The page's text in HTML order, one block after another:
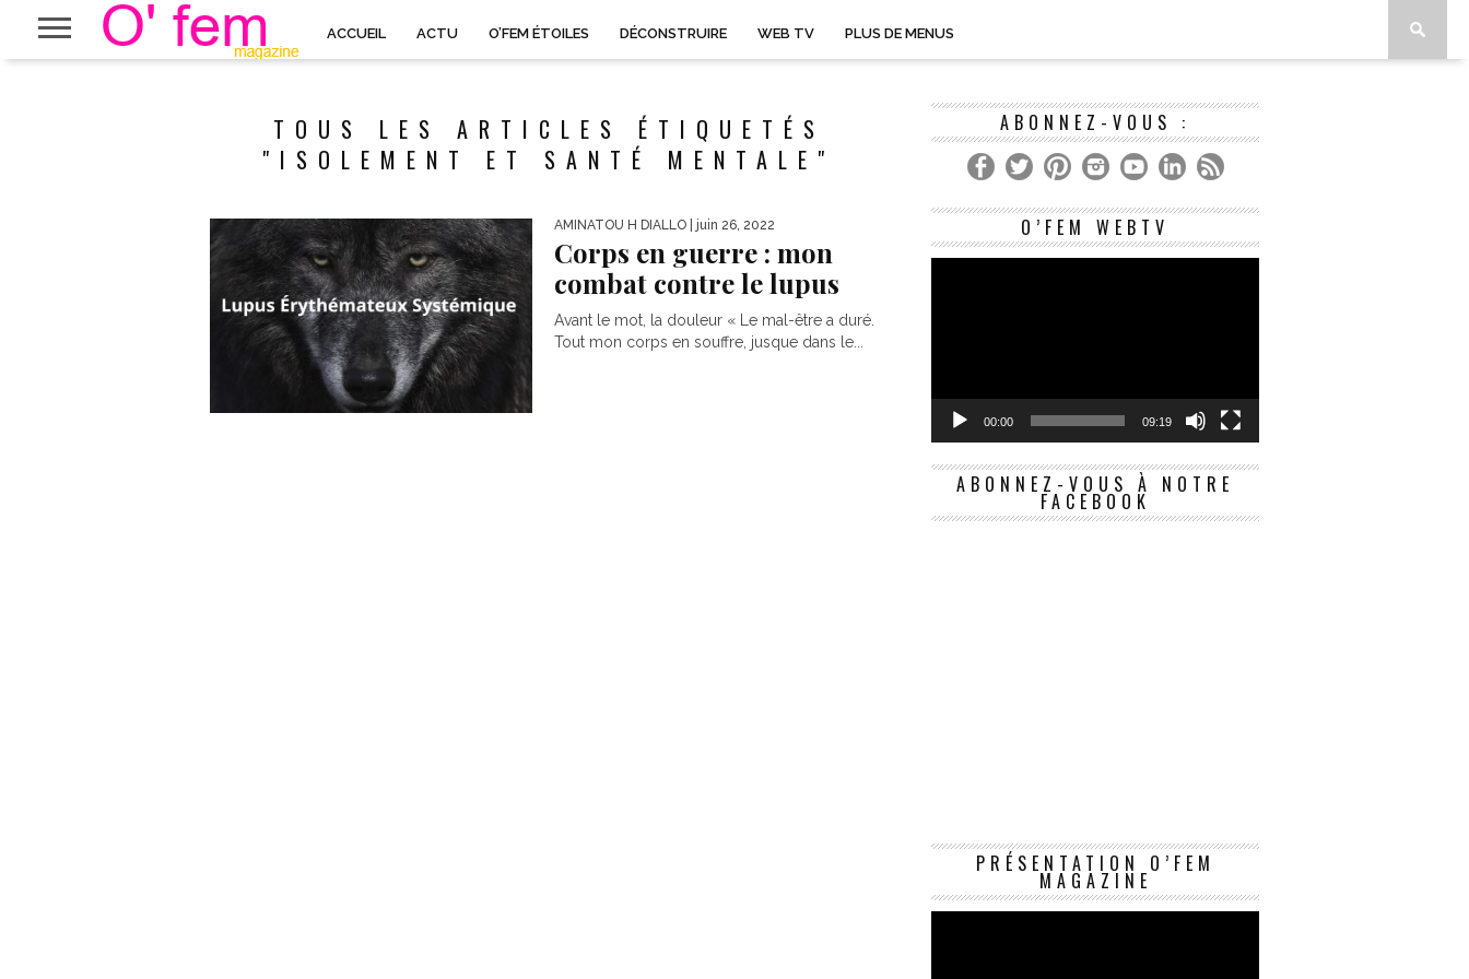
ACCUEIL ACTU O’FEM ÉTOILES DÉCONSTRUIRE WEB TV PLUS DE MENUS
TOUS LES ARTICLES ÉTIQUETÉS
"ISOLEMENT ET SANTÉ MENTALE"
AMINATOU H DIALLO | juin 26, 2022
Corps en guerre : mon
combat contre le lupus
Avant le mot, la douleur « Le mal-être a duré.
Tout mon corps en souffre, jusque dans le...
ABONNEZ-VOUS :
O’FEM WEBTV
Lecteur
00:00 09:19
ABONNEZ-VOUS À NOTRE
FACEBOOK
PRÉSENTATION O’FEM
MAGAZINE
Lecteur